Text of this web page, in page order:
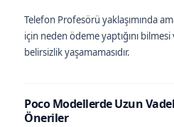
Telefon Profesörü yaklaşımında
için neden ödeme yaptığını
belirsizlik yaşamamasıdır.
Poco Modellerde Uzun
Öneriler